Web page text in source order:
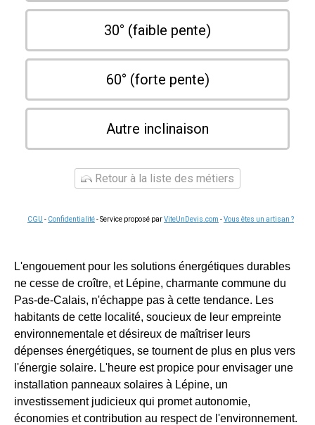
30° (faible pente)
60° (forte pente)
Autre inclinaison
Retour à la liste des métiers
CGU - Confidentialité- Service proposé parViteUnDevis.com -Vous êtes un artisan ?
L'engouement pour les solutions énergétiques durables
ne cesse de croître, et Lépine, charmante commune du
Pas-de-Calais, n'échappe pas à cette tendance. Les
habitants de cette localité, soucieux de leur empreinte
environnementale et désireux de maîtriser leurs
dépenses énergétiques, se tournent de plus en plus vers
l'énergie solaire. L'heure est propice pour envisager une
installation panneaux solaires à Lépine, un
investissement judicieux qui promet autonomie,
économies et contribution au respect de l'environnement.